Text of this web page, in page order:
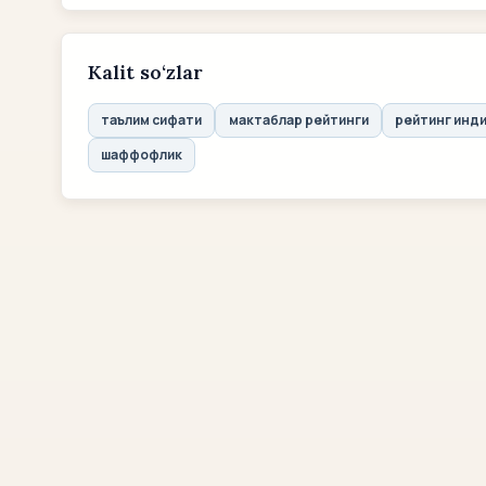
Kalit so‘zlar
таълим сифати мактаблар рейтинги рейтинг
шаффофлик